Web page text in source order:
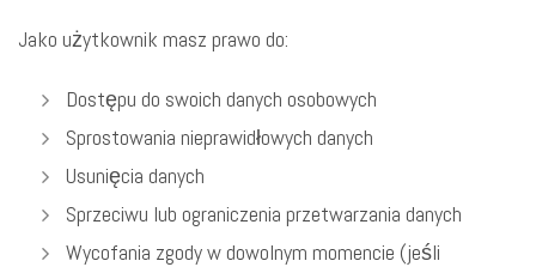
Jako użytkownik masz prawo do:
Dostępu do swoich danych osobowych
Sprostowania nieprawidłowych danych
Usunięcia danych
Sprzeciwu lub ograniczenia przetwarzania danych
Wycofania zgody w dowolnym momencie (jeśli